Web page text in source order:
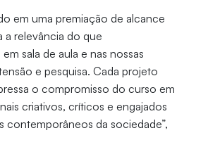
em uma premiação de alcance
a relevância do que
sala de aula e nas nossas
e pesquisa. Cada projeto
o compromisso do curso em
criativos, críticos e engajados
contemporâneos da sociedade”,